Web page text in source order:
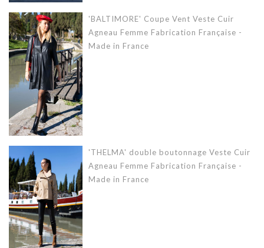
'BALTIMORE' Coupe Vent Veste Cuir
Agneau Femme Fabrication Française -
Made in France
'THELMA' double boutonnage Veste Cuir
Agneau Femme Fabrication Française -
Made in France